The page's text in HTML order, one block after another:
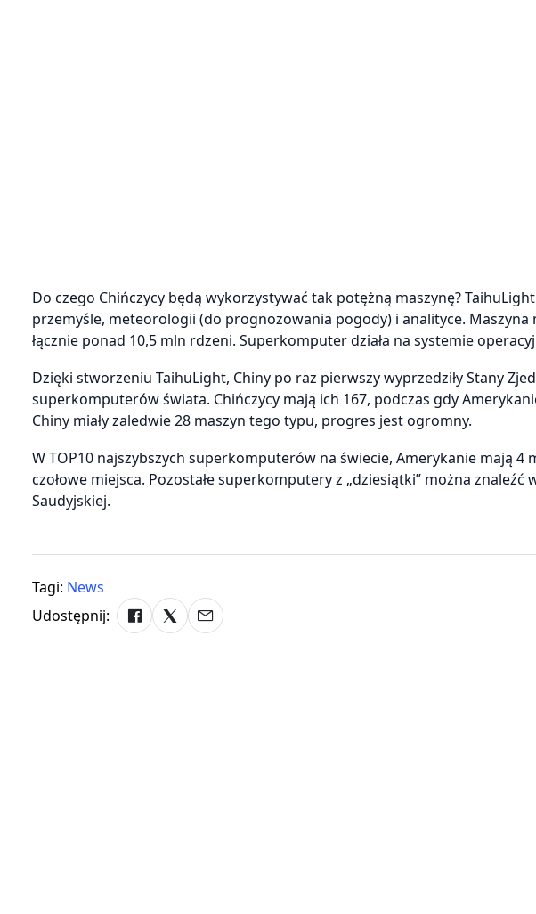
Do czego Chińczycy będą wykorzystywać tak potężną maszynę?
przemyśle, meteorologii (do prognozowania pogody) i analityce.
łącznie ponad 10,5 mln rdzeni. Superkomputer działa na systemie
Dzięki stworzeniu TaihuLight, Chiny po raz pierwszy wyprzedziły Stany
superkomputerów świata. Chińczycy mają ich 167, podczas gdy
Chiny miały zaledwie 28 maszyn tego typu, progres jest ogromny.
W TOP10 najszybszych superkomputerów na świecie, Amerykanie mają 4
czołowe miejsca. Pozostałe superkomputery z „dziesiątki” można znaleźć
Saudyjskiej.
Tagi: News
Udostępnij: